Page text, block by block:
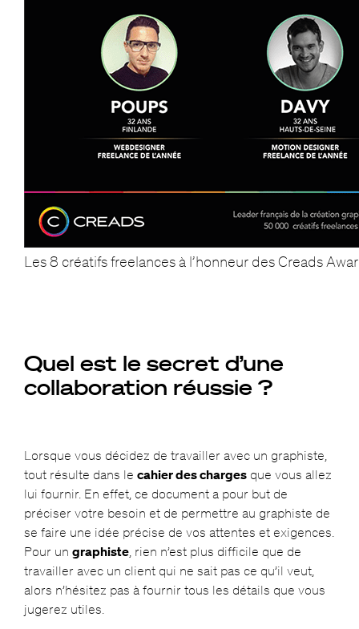
Les 8 créatifs freelances à l’honneur des Creads
Quel est le secret d’une
collaboration réussie ?
Lorsque vous décidez de travailler avec un graphiste,
tout résulte dans le cahier des chargesque vous allez
lui fournir. En effet, ce document a pour but de
préciser votre besoin et de permettre au graphiste de
se faire une idée précise de vos attentes et exigences.
Pour un graphiste, rien n’est plus difficile que de
travailler avec un client qui ne sait pas ce qu’il veut,
alors n’hésitez pas à fournir tous les détails que vous
jugerez utiles.